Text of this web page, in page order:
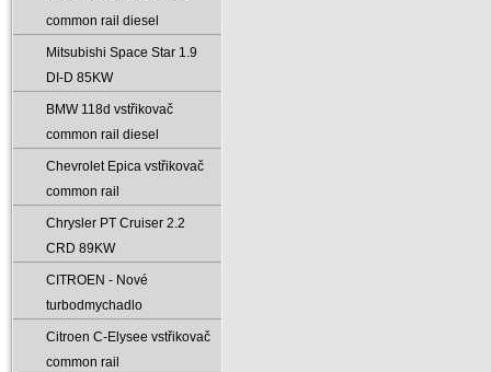
common rail diesel
Mitsubishi Space Star 1.9
DI-D 85KW
BMW 118d vstřikovač
common rail diesel
Chevrolet Epica vstřikovač
common rail
Chrysler PT Cruiser 2.2
CRD 89KW
CITROEN - Nové
turbodmychadlo
Citroen C-Elysee vstřikovač
common rail